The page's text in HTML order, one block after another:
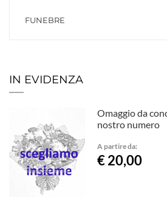
FUNEBRE
IN EVIDENZA
Omaggio da
nostro numero
A partire da:
€ 20,00